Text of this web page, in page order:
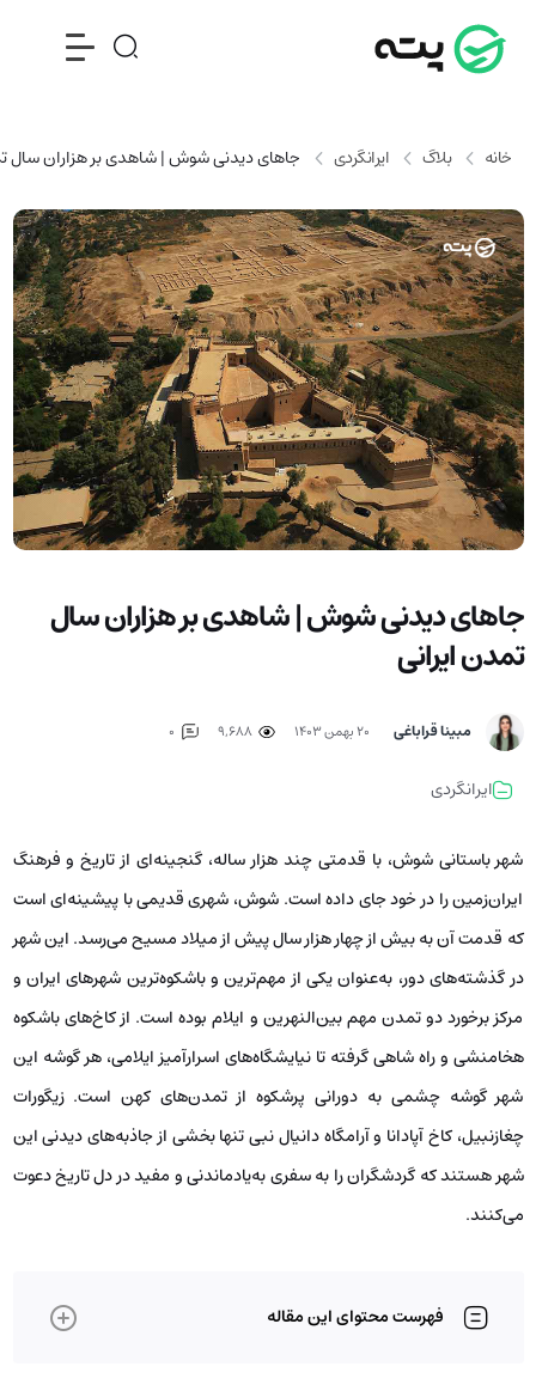
خانه بلاگ ایرانگردی جاهای دیدنی شوش | شاهدی بر هزاران سال
جاهای دیدنی شوش | شاهدی بر هزاران سال
تمدن ایرانی
مبینا قراباغی ۲۰ بهمن ۱۴۰۳ 9,688
ایرانگردی
شهر باستانی شوش، با قدمتی چند هزار ساله، گنجینه‌ای از تاریخ و فرهنگ
ایران‌زمین را در خود جای داده است. شوش، شهری قدیمی با پیشینه‌ای است
که قدمت آن به بیش از چهار هزار سال پیش از میلاد مسیح می‌رسد. این شهر
در گذشته‌های دور، به‌عنوان یکی از مهم‌ترین و باشکوه‌ترین شهرهای ایران و
مرکز برخورد دو تمدن مهم بین‌النهرین و ایلام بوده است. از کاخ‌های باشکوه
هخامنشی و راه شاهی گرفته تا نیایشگاه‌های اسرارآمیز ایلامی، هر گوشه این
شهر گوشه چشمی به دورانی پرشکوه از تمدن‌های کهن است. زیگورات
چغازنبیل، کاخ آپادانا و آرامگاه دانیال نبی تنها بخشی از جاذبه‌های دیدنی این
شهر هستند که گردشگران را به سفری به‌یادماندنی و مفید در دل تاریخ دعوت
می‌کنند.
فهرست محتوای این مقاله